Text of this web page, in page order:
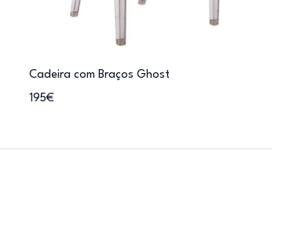
Cadeira com Braços Ghost
195€